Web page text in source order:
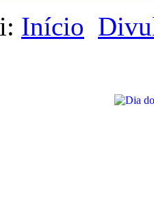
Início